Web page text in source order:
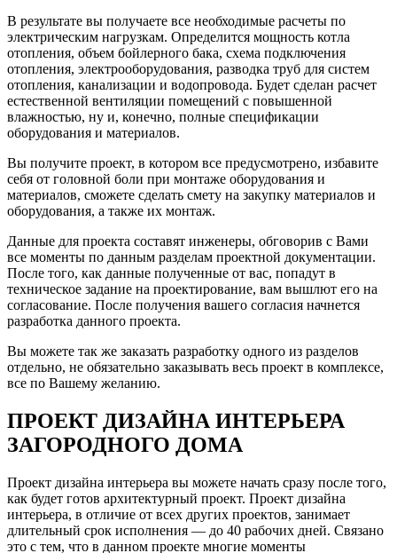
В результате вы получаете все необходимые расчеты по
электрическим нагрузкам. Определится мощность котла
отопления, объем бойлерного бака, схема подключения
отопления, электрооборудования, разводка труб для систем
отопления, канализации и водопровода. Будет сделан расчет
естественной вентиляции помещений с повышенной
влажностью, ну и, конечно, полные спецификации
оборудования и материалов.
Вы получите проект, в котором все предусмотрено, избавите
себя от головной боли при монтаже оборудования и
материалов, сможете сделать смету на закупку материалов и
оборудования, а также их монтаж.
Данные для проекта составят инженеры, обговорив с Вами
все моменты по данным разделам проектной документации.
После того, как данные полученные от вас, попадут в
техническое задание на проектирование, вам вышлют его на
согласование. После получения вашего согласия начнется
разработка данного проекта.
Вы можете так же заказать разработку одного из разделов
отдельно, не обязательно заказывать весь проект в комплексе,
все по Вашему желанию.
ПРОЕКТ ДИЗАЙНА ИНТЕРЬЕРА
ЗАГОРОДНОГО ДОМА
Проект дизайна интерьера вы можете начать сразу после того,
как будет готов архитектурный проект. Проект дизайна
интерьера, в отличие от всех других проектов, занимает
длительный срок исполнения — до 40 рабочих дней. Связано
это с тем, что в данном проекте многие моменты